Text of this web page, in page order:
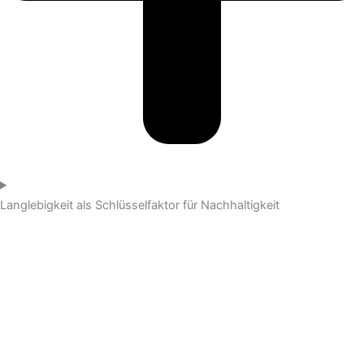
Langlebigkeit als Schlüsselfaktor für Nachhaltigkeit